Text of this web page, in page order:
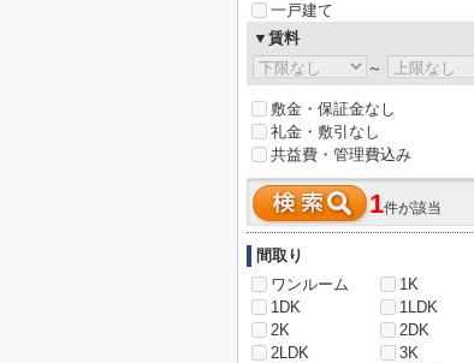
一戸建て
▼賃料
～
敷金・保証金なし
礼金・敷引なし
共益費・管理費込み
1件が該当
間取り
ワンルーム
1K
1DK
1LDK
2K
2DK
2LDK
3K